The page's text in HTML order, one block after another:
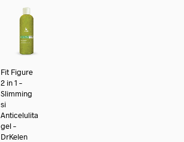
Fit Figure
2 in 1 –
Slimming
si
Anticelulita
gel –
DrKelen